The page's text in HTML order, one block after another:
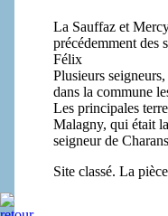
La Sauffaz et
précédemment des
Félix
Plusieurs
dans la commune
Les principales
Malagny, qui était
seigneur de
Site classé. La